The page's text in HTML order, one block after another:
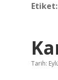
Etiket:
Tarih: